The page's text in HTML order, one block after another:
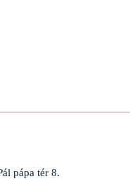
pápa tér 8.